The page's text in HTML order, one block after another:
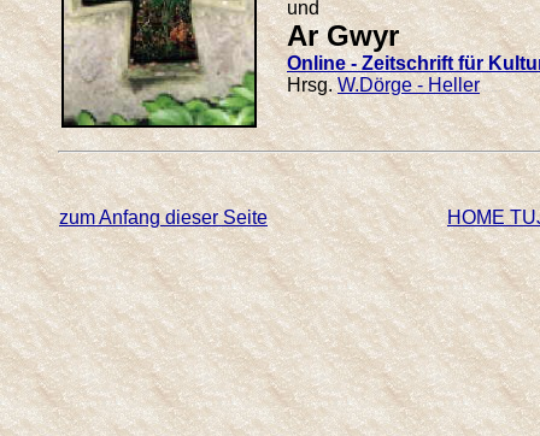
und
Ar Gwyr
Online - Zeitschrift für
Hrsg.W.Dörge - Heller.. ...
zum Anfang dieser Seite HOME